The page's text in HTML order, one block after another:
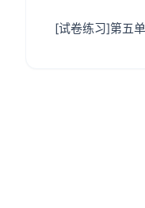
[试卷练习]第五